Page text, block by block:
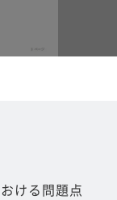
ける問題点